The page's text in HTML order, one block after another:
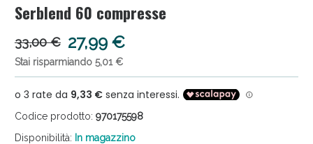
Serblend 60 compresse
33,00 € 27,99 €
Stai risparmiando 5,01 €
Codice prodotto: 970175598
Disponibilità: In magazzino